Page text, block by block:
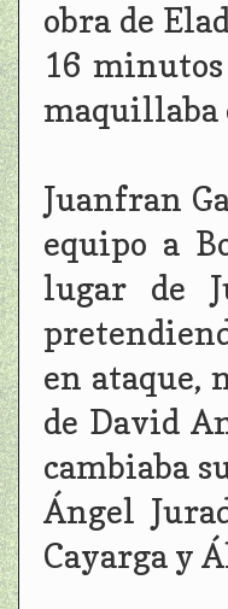
obra de
16
maquillaba
Juanfran
equipo a
lugar de
en ataque,
de David
cambiaba
Ángel
Cayarga y